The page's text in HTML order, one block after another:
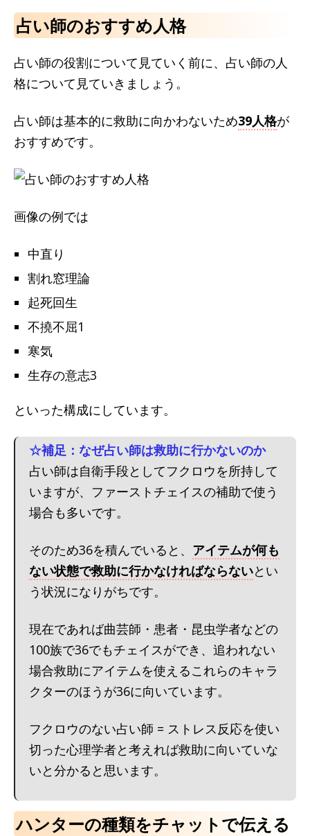
占い師のおすすめ人格
占い師の役割について見ていく前に、占い師の人
格について見ていきましょう。
占い師は基本的に救助に向かわないため39人格が
おすすめです。
画像の例では
中直り
割れ窓理論
起死回生
不撓不屈1
寒気
生存の意志3
といった構成にしています。
☆補足：なぜ占い師は救助に行かないのか
占い師は自衛手段としてフクロウを所持して
いますが、ファーストチェイスの補助で使う
場合も多いです。
そのため36を積んでいると、 アイテムが何も
ない状態で救助に行かなければならないとい
う状況になりがちです。
現在であれば曲芸師・患者・昆虫学者などの
100族で36でもチェイスができ、追われない
場合救助にアイテムを使えるこれらのキャラ
クターのほうが36に向いています。
フクロウのない占い師 = ストレス反応を使い
切った心理学者と考えれば救助に向いていな
いと分かると思います。
ハンターの種類をチャットで伝える